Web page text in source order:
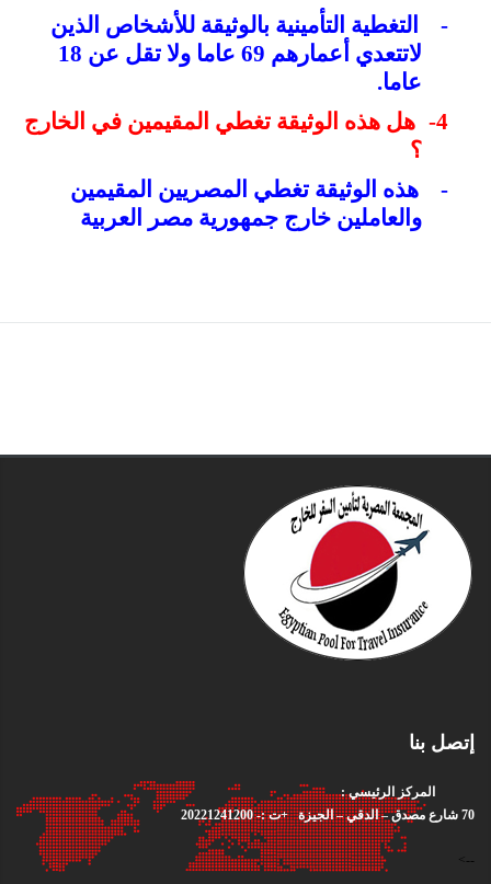
-
التغطية التأمينية بالوثيقة للأشخاص الذين
لاتتعدي أعمارهم 69 عاما ولا تقل عن 18
عاما.
4-
هل هذه الوثيقة تغطي المقيمين في الخارج
؟
-
هذه الوثيقة تغطي المصريين المقيمين
والعاملين خارج جمهورية مصر العربية
إتصل بنا
المركز الرئيسي :
70 شارع مصدق – الدقي – الجيزة +ت :- 20221241200
-->